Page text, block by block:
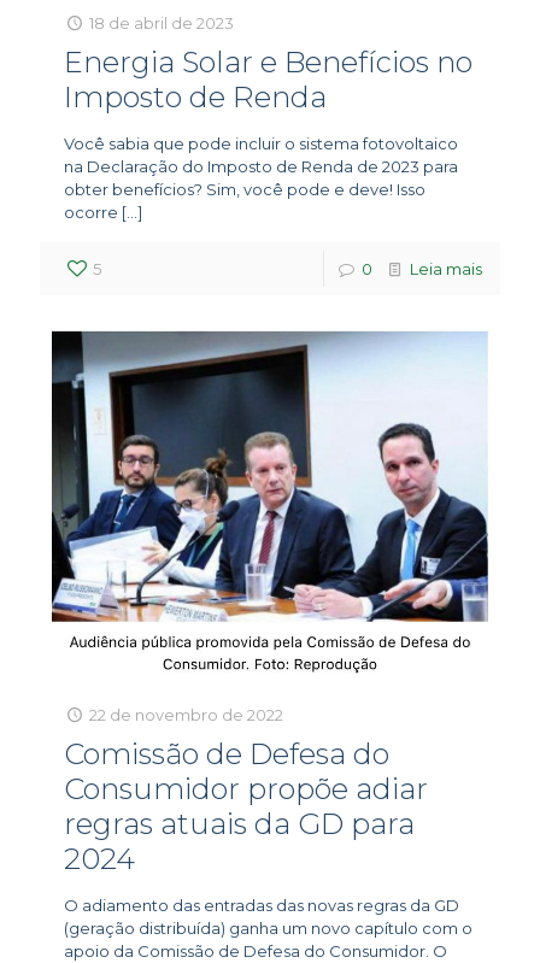
18 de abril de 2023
Energia Solar e Benefícios no
Imposto de Renda
Você sabia que pode incluir o sistema fotovoltaico
na Declaração do Imposto de Renda de 2023 para
obter benefícios? Sim, você pode e deve! Isso
ocorre […]
5 0 Leia mais
22 de novembro de 2022
Comissão de Defesa do
Consumidor propõe adiar
regras atuais da GD para
2024
O adiamento das entradas das novas regras da GD
(geração distribuída) ganha um novo capítulo com o
apoio da Comissão de Defesa do Consumidor. O